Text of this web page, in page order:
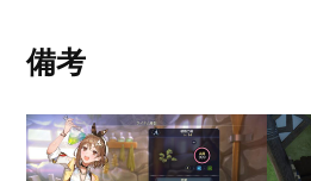
備考